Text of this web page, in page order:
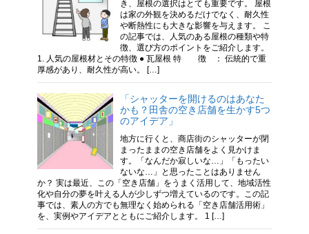
き、屋根の選択はとても重要です。 屋根
は家の外観を決めるだけでなく、耐久性
や断熱性にも大きな影響を与えます。 こ
の記事では、人気のある屋根の種類や特
徴、選び方のポイントをご紹介します。
1. 人気の屋根材とその特徴 ● 瓦屋根 特 徴 ： 伝統的で重
厚感があり、耐久性が高い。 […]
「シャッターを開けるのはあなた
かも？田舎の空き店舗を生かす5つ
のアイデア」
地方に行くと、商店街のシャッターが閉
まったままの空き店舗をよく見かけま
す。「なんだか寂しいな…」「もったい
ないな…」と思ったことはありません
か？ 実は最近、この「空き店舗」をうまく活用して、地域活性
化や自分の夢を叶える人が少しずつ増えているのです。この記
事では、素人の方でも無理なく始められる「空き店舗活用術」
を、実例やアイデアとともにご紹介します。 1 […]